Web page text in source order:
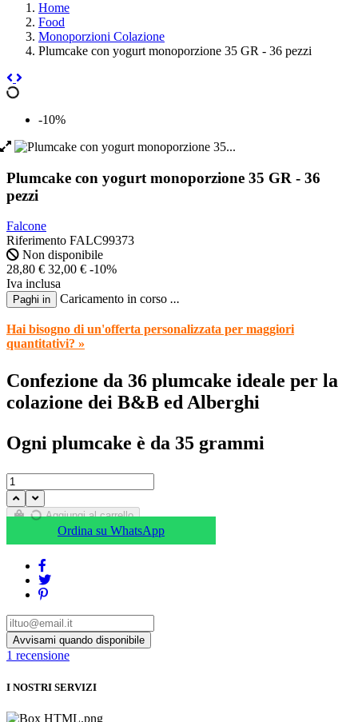
Home
Food
Monoporzioni Colazione
Plumcake con yogurt monoporzione 35 GR - 36 pezzi
-10%
Plumcake con yogurt monoporzione 35 GR - 36
pezzi
Falcone
Riferimento FALC99373
Non disponibile
28,80 € 32,00 € -10%
Iva inclusa
Paghi in Caricamento in corso ...
Hai bisogno di un'offerta personalizzata per maggiori
quantitativi? »
Confezione da 36 plumcake ideale per la
colazione dei B&B ed Alberghi
Ogni plumcake è da 35 grammi
Aggiungi al carrello
Ordina su WhatsApp
1 recensione
I NOSTRI SERVIZI